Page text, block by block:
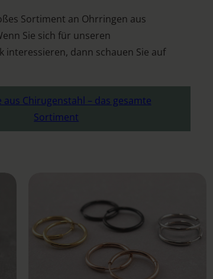
Sortiment an Ohrringen aus
Sie sich für unseren
interessieren, dann schauen Sie auf
aus Chirugenstahl – das gesamte
Sortiment